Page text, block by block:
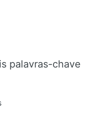
palavras-chave